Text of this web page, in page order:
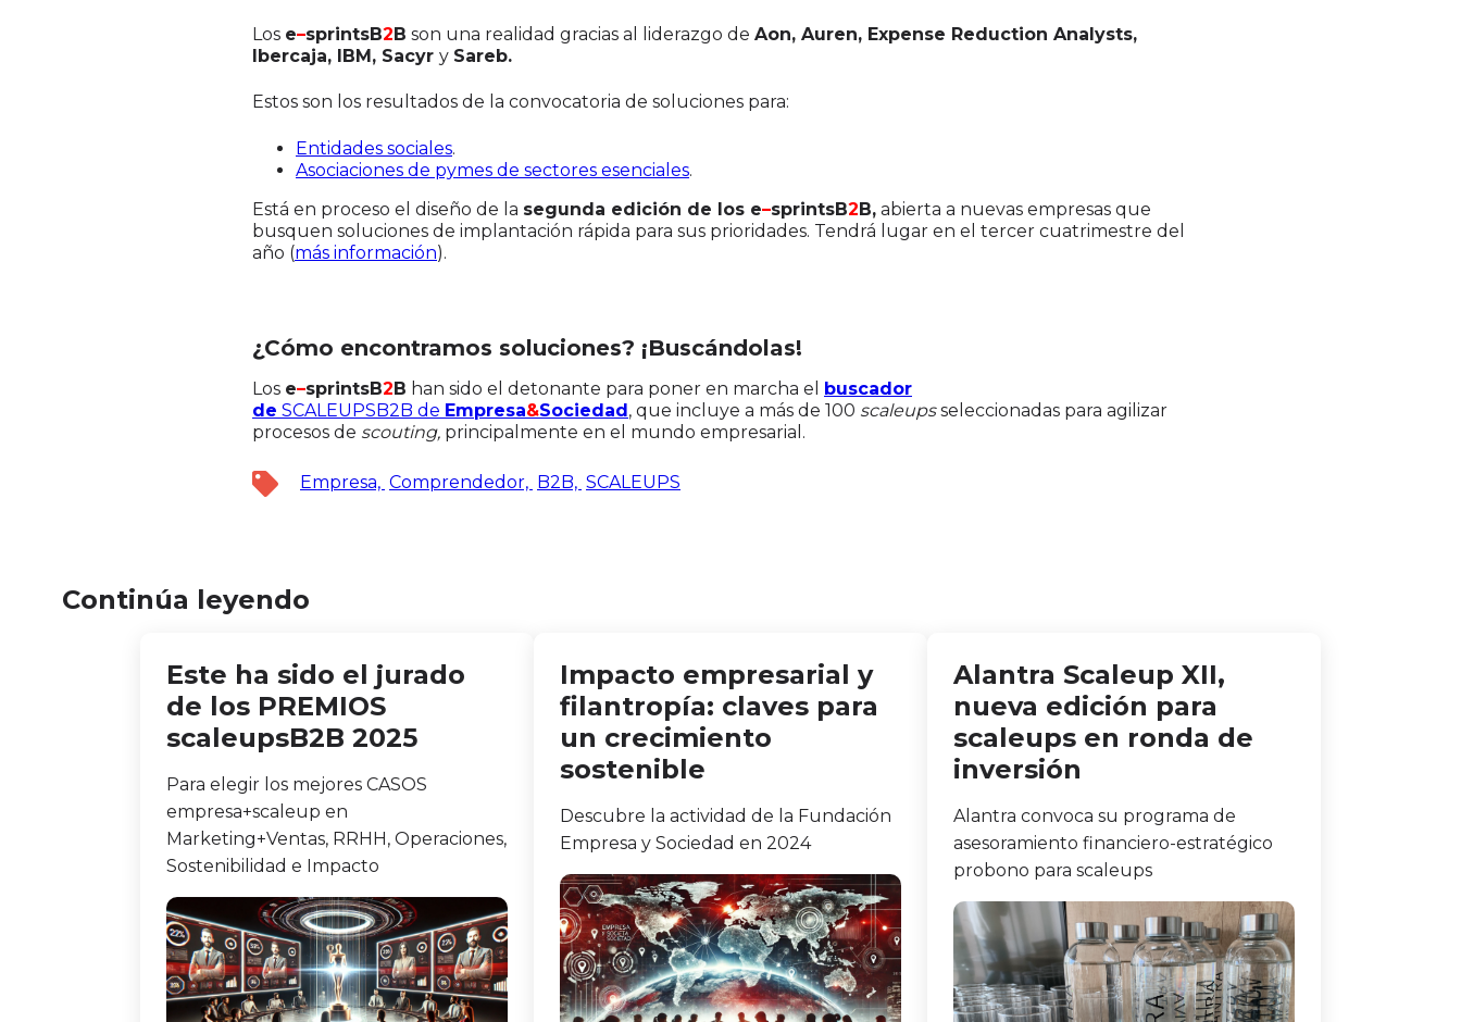
Los e–sprintsB2B son una realidad gracias al liderazgo de Aon, Auren, Expense Reduction Analysts,
Ibercaja, IBM, Sacyr y Sareb.
Estos son los resultados de la convocatoria de soluciones para:
Entidades sociales.
Asociaciones de pymes de sectores esenciales.
Está en proceso el diseño de la segunda edición de los e–sprintsB2B, abierta a nuevas empresas que
busquen soluciones de implantación rápida para sus prioridades. Tendrá lugar en el tercer cuatrimestre del
año (más información).
¿Cómo encontramos soluciones? ¡Buscándolas!
Los e–sprintsB2B han sido el detonante para poner en marcha el buscador
de SCALEUPSB2B de Empresa&Sociedad, que incluye a más de 100 scaleupsseleccionadas para agilizar
procesos de scouting, principalmente en el mundo empresarial.
Empresa, Comprendedor, B2B, SCALEUPS
Continúa leyendo
Este ha sido el jurado
de los PREMIOS
scaleupsB2B 2025
Para elegir los mejores CASOS
empresa+scaleup en
Marketing+Ventas, RRHH, Operaciones,
Sostenibilidad e Impacto
Impacto empresarial y
filantropía: claves para
un crecimiento
sostenible
Descubre la actividad de la Fundación
Empresa y Sociedad en 2024
Alantra Scaleup XII,
nueva edición para
scaleups en ronda de
inversión
Alantra convoca su programa de
asesoramiento financiero-estratégico
probono para scaleups